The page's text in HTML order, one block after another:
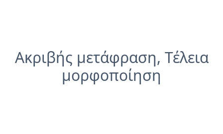
Ακριβής μετάφραση, Τέλεια
μορφοποίηση